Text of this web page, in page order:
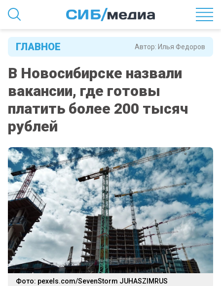
Автор: Илья Федоров
ГЛАВНОЕ
В Новосибирске назвали
вакансии, где готовы
платить более 200 тысяч
рублей
Фото: pexels.com/SevenStorm JUHASZIMRUS